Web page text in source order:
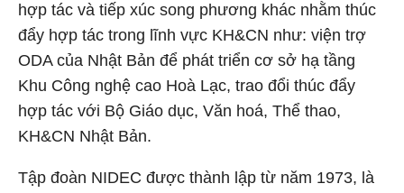
hợp tác và tiếp xúc song phương khác nhằm thúc
đẩy hợp tác trong lĩnh vực KH&CN như: viện trợ
ODA của Nhật Bản để phát triển cơ sở hạ tầng
Khu Công nghệ cao Hoà Lạc, trao đổi thúc đẩy
hợp tác với Bộ Giáo dục, Văn hoá, Thể thao,
KH&CN Nhật Bản.
Tập đoàn NIDEC được thành lập từ năm 1973, là